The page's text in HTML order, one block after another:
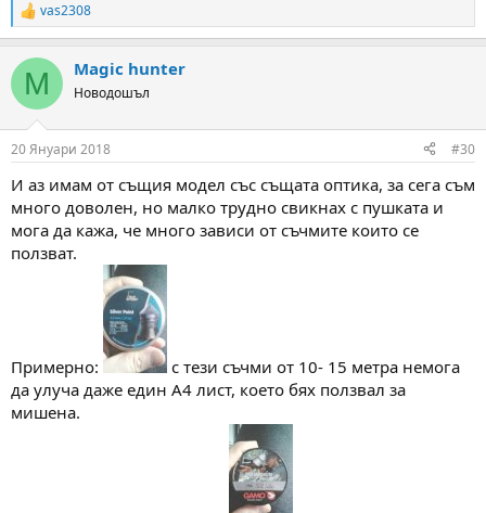
R
e
c
i
s
vas2308
M Magic hunter
Новодошъл
20 Януари 2018 #30
И аз имам от същия модел със същата оптика, за сега съм
много доволен, но малко трудно свикнах с пушката и
мога да кажа, че много зависи от съчмите които се
ползват.
Примерно:
с тези съчми от 10- 15 метра немога
да улуча даже един А4 лист, което бях ползвал за
мишена.